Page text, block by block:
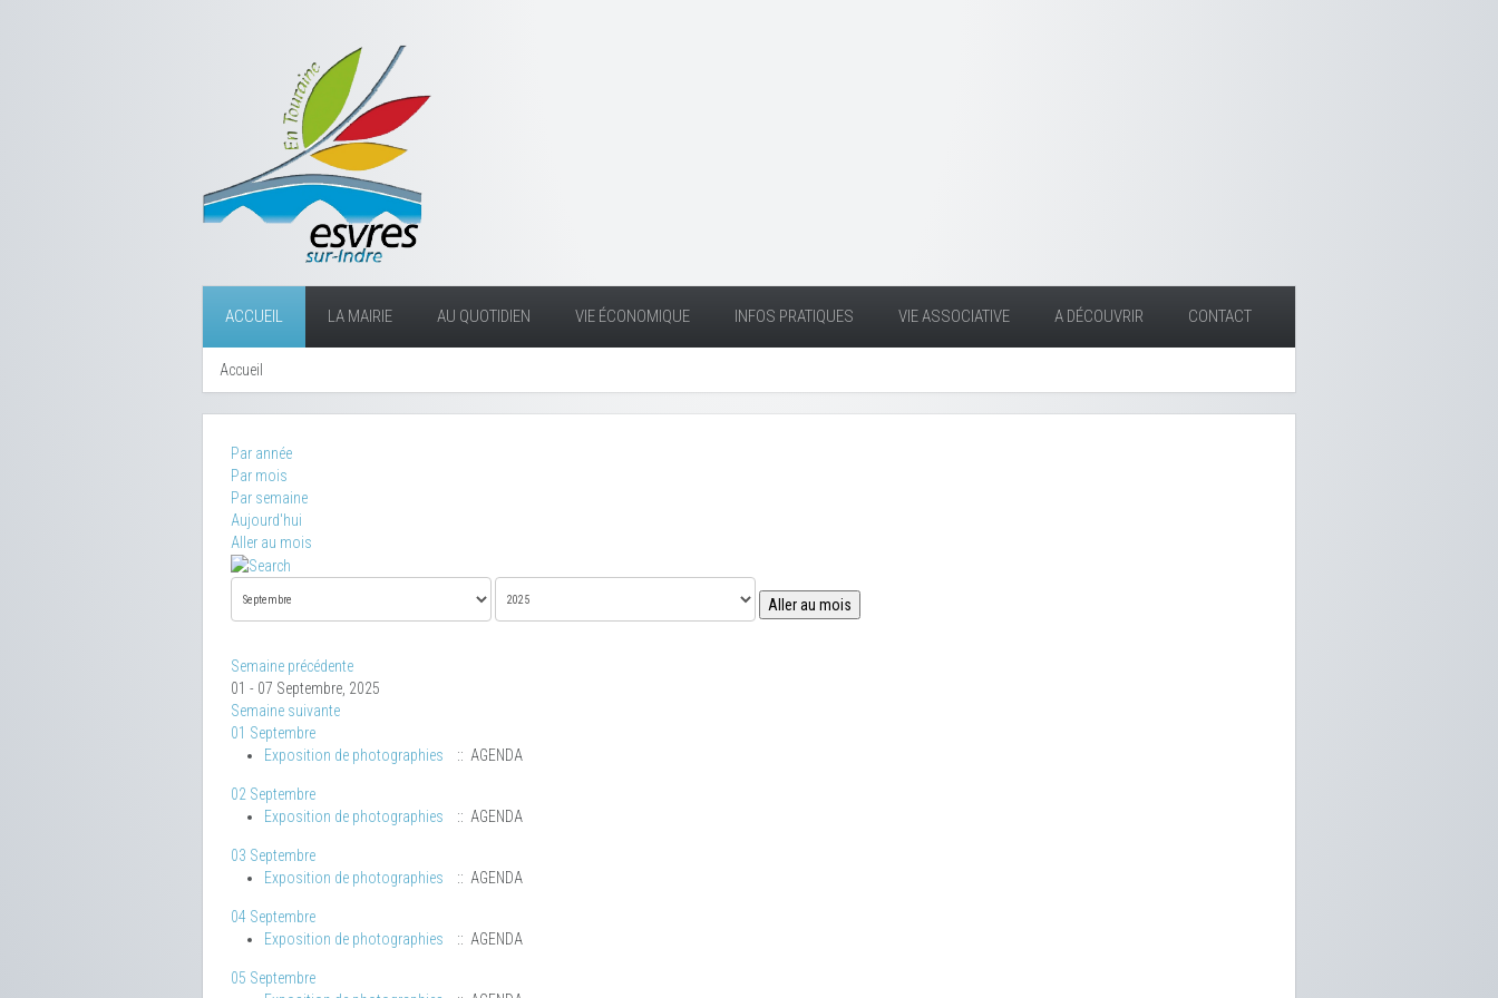
ACCUEIL LA MAIRIE AU QUOTIDIEN VIE ÉCONOMIQUE INFOS PRATIQUES VIE ASSOCIATIVE A DÉCOUVRIR CONTACT
Accueil
Par année
Par mois
Par semaine
Aujourd'hui
Aller au mois
Aller au mois
Semaine précédente
01 - 07 Septembre, 2025
Semaine suivante
01 Septembre
Exposition de photographies
:: AGENDA
02 Septembre
Exposition de photographies
:: AGENDA
03 Septembre
Exposition de photographies
:: AGENDA
04 Septembre
Exposition de photographies
:: AGENDA
05 Septembre